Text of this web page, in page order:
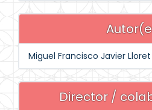
Miguel Francisco Javier Lloret
Director /